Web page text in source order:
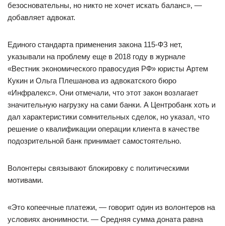
безосновательны, но никто не хочет искать баланс», —
добавляет адвокат.
Единого стандарта применения закона 115-ФЗ нет,
указывали на проблему еще в 2018 году в журнале
«Вестник экономического правосудия РФ» юристы Артем
Кукин и Ольга Плешанова из адвокатского бюро
«Инфралекс». Они отмечали, что этот закон возлагает
значительную нагрузку на сами банки. А Центробанк хоть и
дал характеристики сомнительных сделок, но указал, что
решение о квалификации операции клиента в качестве
подозрительной банк принимает самостоятельно.
Волонтеры связывают блокировку с политическими
мотивами.
«Это копеечные платежи, — говорит один из волонтеров на
условиях анонимности. — Средняя сумма доната равна